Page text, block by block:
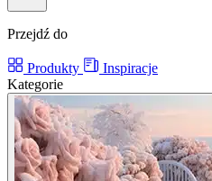
Przejdź do
Produkty
Inspiracje
Kategorie